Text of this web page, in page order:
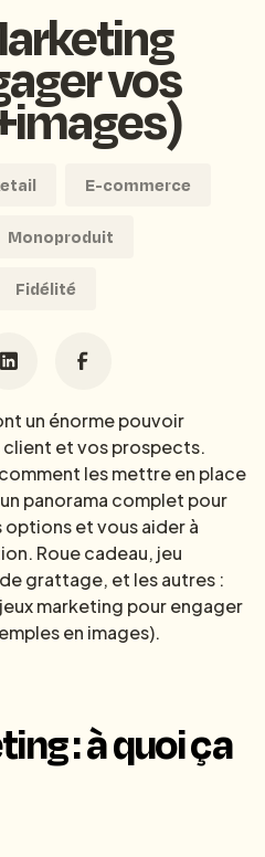
vos
E-commerce
Monoproduit
Fidélité
un énorme pouvoir
et vos prospects.
les mettre en place
panorama complet pour
et vous aider à
Roue cadeau, jeu
grattage, et les autres :
marketing pour engager
en images).
: à quoi ça